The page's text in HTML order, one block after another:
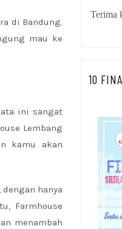
di Bandung.
mau ke
ini sangat
Lembang
kamu akan
hanya
Farmhouse
menambah
Terima
10